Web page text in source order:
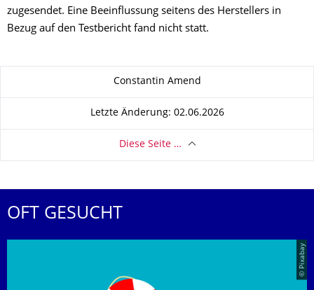
zugesendet. Eine Beeinflussung seitens des Herstellers in
Bezug auf den Testbericht fand nicht statt.
Constantin Amend
Letzte Änderung: 02.06.2026
Diese Seite …
OFT GESUCHT
© Pixabay